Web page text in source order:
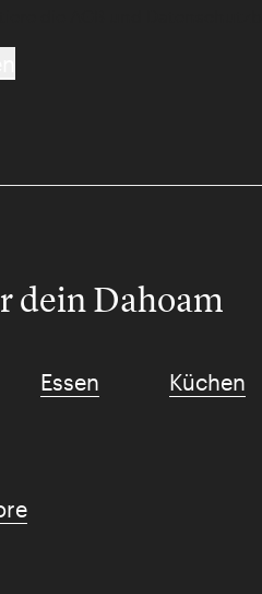
dein Dahoam
Essen Küchen